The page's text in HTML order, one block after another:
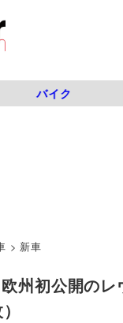
バイク
> 新車
州初公開の